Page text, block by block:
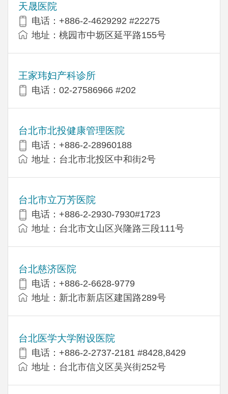
天晟医院
电话：+886-2-4629292 #22275
地址：桃园市中坜区延平路155号
王家玮妇产科诊所
电话：02-27586966 #202
台北市北投健康管理医院
电话：+886-2-28960188
地址：台北市北投区中和街2号
台北市立万芳医院
电话：+886-2-2930-7930#1723
地址：台北市文山区兴隆路三段111号
台北慈济医院
电话：+886-2-6628-9779
地址：新北市新店区建国路289号
台北医学大学附设医院
电话：+886-2-2737-2181 #8428,8429
地址：台北市信义区吴兴街252号